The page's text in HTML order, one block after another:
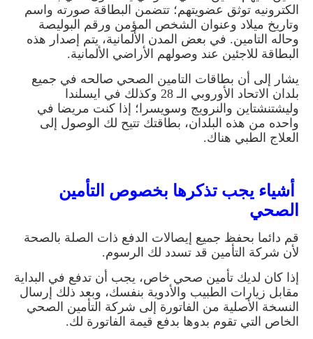
الكترونيه توثق عضويتهم؛ تتضمن البطاقة صورته واسم
وتاريخ ميلاد وعنوان الشخص المؤمن ورقم البوليصة
وحاله التامين. في بعض المدن الألمانية، يتم إصدار هذه
البطاقة للاجئين عند وصولهم الأراضي الألمانية.
يشار إلى أن بطاقات التامين الصحي صالحه في جميع
بلدان الاتحاد الأوروبي الـ 28 وكذلك في ايسلندا
وليشتنشتاين والنرويج وسويسرا؛ إذا كنت مريضا في
واحده من هذه البلدان، بطاقتك تتيح لك الوصول إلى
العلاج الطبي هناك.
أشياء يجب تذكرها بخصوص التأمين
الصحي
قم دائما بحفظ جميع إيصالات الدفع ذات الصلة بالصحة
لأن شركة التأمين قد تسدد لك الرسوم.
إذا كان لديك تأمين صحي خاص، يجب أن تدفع في البداية
مقابل زيارات الطبيب والأدوية بنفسك، وبعد ذلك إرسال
النسخة الأصلية من الفاتورة إلى شركة التأمين الصحي
الخاص التي تقوم بدوها بدفع قيمة الفاتورة لك.